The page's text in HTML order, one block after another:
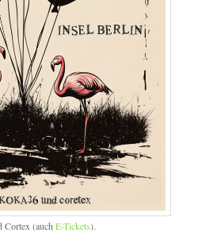
Cortex (auchE-Tickets).